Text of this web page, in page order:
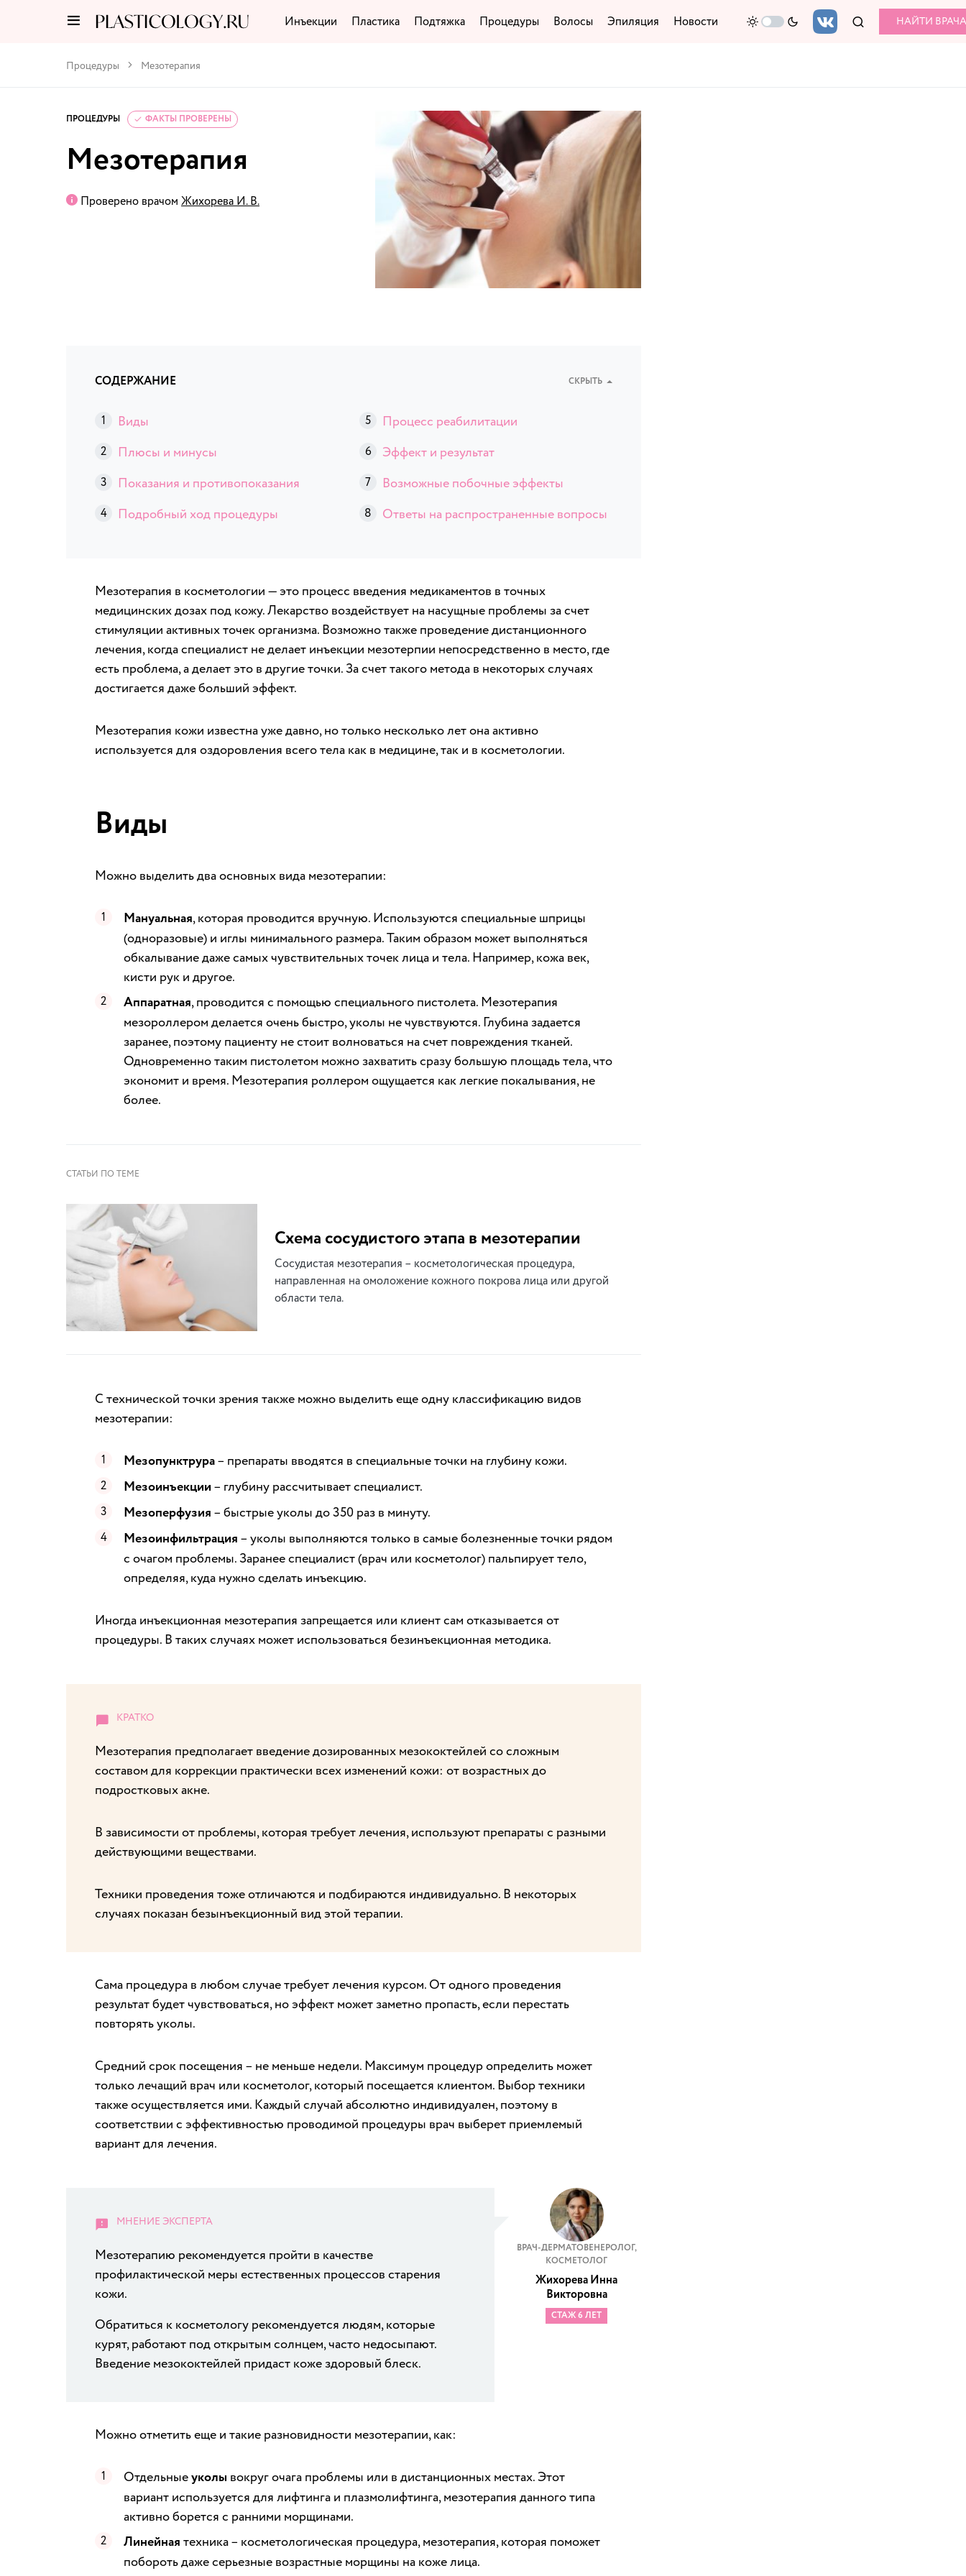
Инъекции Пластика Подтяжка Процедуры Волосы Эпиляция Новости НАЙТИ ВРАЧА
Процедуры Мезотерапия
ПРОЦЕДУРЫ ФАКТЫ ПРОВЕРЕНЫ
Мезотерапия
Проверено врачом Жихорева И. В.
СОДЕРЖАНИЕ СКРЫТЬ
Виды
Плюсы и минусы
Показания и противопоказания
Подробный ход процедуры
Процесс реабилитации
Эффект и результат
Возможные побочные эффекты
Ответы на распространенные вопросы
Мезотерапия в косметологии — это процесс введения медикаментов в точных
медицинских дозах под кожу. Лекарство воздействует на насущные проблемы за счет
стимуляции активных точек организма. Возможно также проведение дистанционного
лечения, когда специалист не делает инъекции мезотерпии непосредственно в место, где
есть проблема, а делает это в другие точки. За счет такого метода в некоторых случаях
достигается даже больший эффект.
Мезотерапия кожи известна уже давно, но только несколько лет она активно
используется для оздоровления всего тела как в медицине, так и в косметологии.
Виды
Можно выделить два основных вида мезотерапии:
Мануальная, которая проводится вручную. Используются специальные шприцы
(одноразовые) и иглы минимального размера. Таким образом может выполняться
обкалывание даже самых чувствительных точек лица и тела. Например, кожа век,
кисти рук и другое.
Аппаратная, проводится с помощью специального пистолета. Мезотерапия
мезороллером делается очень быстро, уколы не чувствуются. Глубина задается
заранее, поэтому пациенту не стоит волноваться на счет повреждения тканей.
Одновременно таким пистолетом можно захватить сразу большую площадь тела, что
экономит и время. Мезотерапия роллером ощущается как легкие покалывания, не
более.
Схема сосудистого этапа в мезотерапии
Сосудистая мезотерапия – косметологическая процедура,
направленная на омоложение кожного покрова лица или другой
области тела.
С технической точки зрения также можно выделить еще одну классификацию видов
мезотерапии:
Мезопунктрура– препараты вводятся в специальные точки на глубину кожи.
Мезоинъекции – глубину рассчитывает специалист.
Мезоперфузия – быстрые уколы до 350 раз в минуту.
Мезоинфильтрация – уколы выполняются только в самые болезненные точки рядом
с очагом проблемы. Заранее специалист (врач или косметолог) пальпирует тело,
определяя, куда нужно сделать инъекцию.
Иногда инъекционная мезотерапия запрещается или клиент сам отказывается от
процедуры. В таких случаях может использоваться безинъекционная методика.
Мезотерапия предполагает введение дозированных мезококтейлей со сложным
составом для коррекции практически всех изменений кожи: от возрастных до
подростковых акне.
В зависимости от проблемы, которая требует лечения, используют препараты с разными
действующими веществами.
Техники проведения тоже отличаются и подбираются индивидуально. В некоторых
случаях показан безынъекционный вид этой терапии.
Сама процедура в любом случае требует лечения курсом. От одного проведения
результат будет чувствоваться, но эффект может заметно пропасть, если перестать
повторять уколы.
Средний срок посещения – не меньше недели. Максимум процедур определить может
только лечащий врач или косметолог, который посещается клиентом. Выбор техники
также осуществляется ими. Каждый случай абсолютно индивидуален, поэтому в
соответствии с эффективностью проводимой процедуры врач выберет приемлемый
вариант для лечения.
Мезотерапию рекомендуется пройти в качестве
профилактической меры естественных процессов старения
кожи.
Обратиться к косметологу рекомендуется людям, которые
курят, работают под открытым солнцем, часто недосыпают.
Введение мезококтейлей придаст коже здоровый блеск.
ВРАЧ-ДЕРМАТОВЕНЕРОЛОГ,
КОСМЕТОЛОГ
Жихорева Инна
Викторовна
СТАЖ 6 ЛЕТ
Можно отметить еще и такие разновидности мезотерапии, как:
Отдельныеуколы вокруг очага проблемы или в дистанционных местах. Этот
вариант используется для лифтинга и плазмолифтинга, мезотерапия данного типа
активно борется с ранними морщинами.
Линейная техника – косметологическая процедура, мезотерапия, которая поможет
побороть даже серьезные возрастные морщины на коже лица.